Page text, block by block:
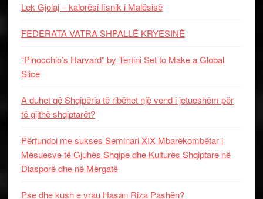
Lek Gjolaj – kalorësi fisnik i Malësisë
FEDERATA VATRA SHPALLË KRYESINË
“Pinocchio’s Harvard” by Tertini Set to Make a Global
Slice
A duhet që Shqipëria të ribëhet një vend i jetueshëm për
të gjithë shqiptarët?
Përfundoi me sukses Seminari XIX Mbarëkombëtar i
Mësuesve të Gjuhës Shqipe dhe Kulturës Shqiptare në
Diasporë dhe në Mërgatë
Pse dhe kush e vrau Hasan Riza Pashën?